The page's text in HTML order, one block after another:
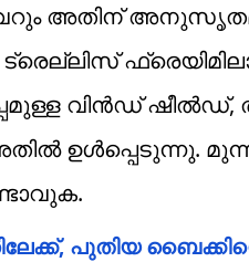
പവറും അതിന്
വിന്‍ഡ്
ഉള്‍പ്പെടുന്നു.
പുതിയ